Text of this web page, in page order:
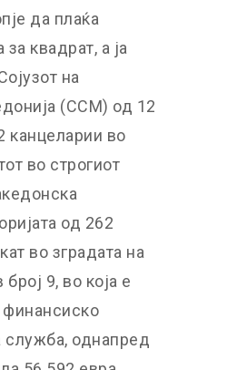
да плаќа
квадрат, а ја
на
(ССМ) од 12
канцеларии во
во строгиот
од 262
во зградата на
9, во која е
финансиско
служба, однапред